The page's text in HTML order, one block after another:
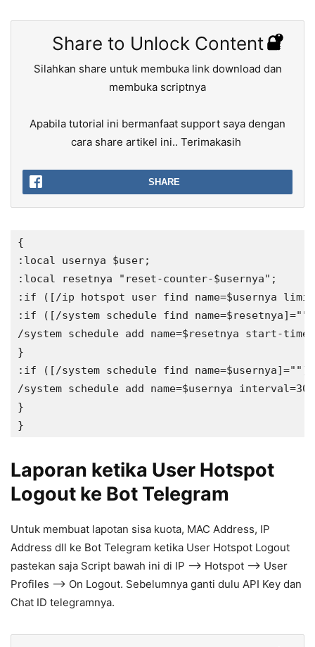
Share to Unlock Content
Silahkan share untuk membuka link download dan
membuka scriptnya
Apabila tutorial ini bermanfaat support saya dengan
cara share artikel ini.. Terimakasih
SHARE
{
:local usernya $user;
:local resetnya "reset-counter-$usernya";
:if ([/ip hotspot user find name=$usernya
:if ([/system schedule find
/system schedule add name=$resetnya start-
}
:if ([/system schedule find name=$usernya]="")
/system schedule add name=$usernya
}
Laporan ketika User Hotspot
Logout ke Bot Telegram
Untuk membuat lapotan sisa kuota, MAC Address, IP
Address dll ke Bot Telegram ketika User Hotspot Logout
pastekan saja Script bawah ini di IP –> Hotspot –> User
Profiles –> On Logout. Sebelumnya ganti dulu API Key dan
Chat ID telegramnya.